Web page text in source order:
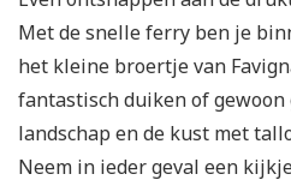
Met de snelle ferry ben je
het kleine broertje van
fantastisch duiken of
landschap en de kust met
Neem in ieder geval een